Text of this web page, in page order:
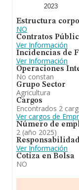
En resumen,
actividad de la
experimentado un
2023
Estructura
NO
Contratos
Ver Información
Incidencias de
Ver Información
Operaciones
No constan
Grupo Sector
Agricultura
Cargos
Encontrados 2
Ver cargos de
Número de
2 (año 2025)
Ver Información
Cotiza en Bolsa
NO